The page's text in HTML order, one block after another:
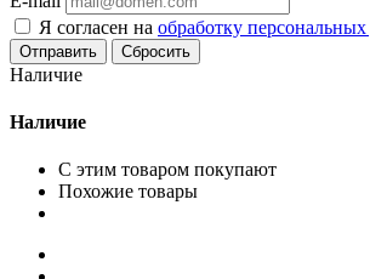
Я согласен на обработку
Сбросить
Наличие
Наличие
С этим товаром покупают
Похожие товары